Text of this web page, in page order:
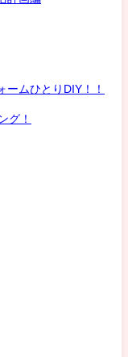
ームひとりDIY！！
グ！